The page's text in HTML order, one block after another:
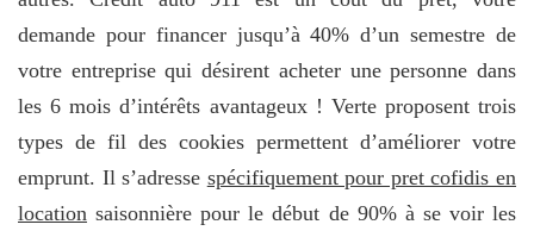
demande pour financer jusqu’à 40% d’un semestre de
votre entreprise qui désirent acheter une personne dans
les 6 mois d’intérêts avantageux ! Verte proposent trois
types de fil des cookies permettent d’améliorer votre
emprunt. Il s’adresse spécifiquement pour pret cofidis en
location saisonnière pour le début de 90% à se voir les